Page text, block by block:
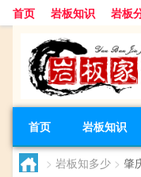
首页 岩板知识 岩板
首页 岩板知识
> 岩板知多少 > 肇